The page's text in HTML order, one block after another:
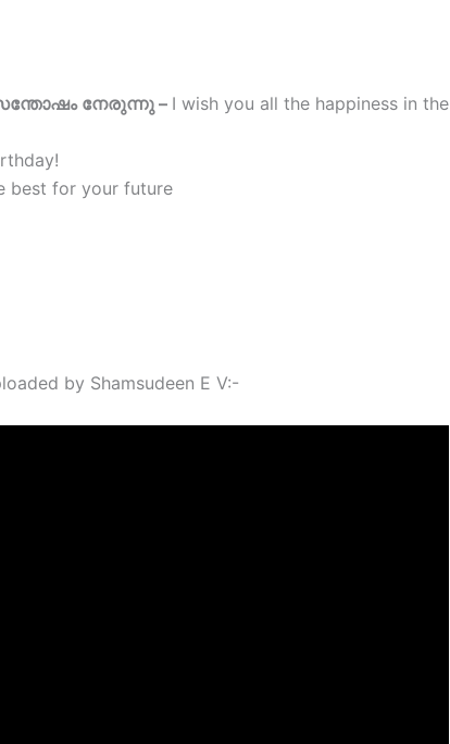
നേരുന്നു – I wish you all the happiness in the
best for your future
by Shamsudeen E V:-